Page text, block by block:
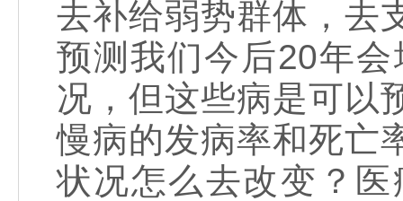
去补给弱势群体，去
预测我们今后20年
况，但这些病是可以
慢病的发病率和死亡
状况怎么去改变？